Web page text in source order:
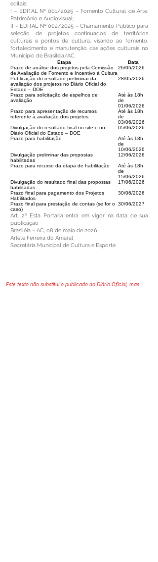
editais:
I – EDITAL Nº 001/2025 – Fomento Cultural de Arte,
Patrimônio e Audiovisual;
II – EDITAL Nº 002/2025 – Chamamento Público para
seleção de projetos continuados de territórios
culturais e pontos de cultura, visando ao fomento,
fortalecimento e manutenção das ações culturais no
Município de Brasiléia/AC.
Etapa
Data
Prazo de análise dos projetos pela Comissão
de Avaliação de Fomento e Incentivo à Cultura
26/05/2026
Publicação do resultado preliminar da
avaliação dos projetos no Diário Oficial do
Estado – DOE
28/05/2026
Prazo para solicitação de espelhos de
avaliação
Até às 18h
de
01/06/2026
Prazo para apresentação de recursos
referente à avaliação dos projetos
Até às 18h
de
03/06/2026
Divulgação do resultado final no site e no
Diário Oficial do Estado – DOE
05/06/2026
Prazo para habilitação
Até às 18h
de
10/06/2026
Divulgação preliminar das propostas
habilitadas
12/06/2026
Prazo para recurso da etapa de habilitação
Até às 18h
de
15/06/2026
Divulgação do resultado final das propostas
habilitadas
17/06/2026
Prazo final para pagamento dos Projetos
Habilitados
30/06/2026
Prazo final para prestação de contas (se for o
caso)
30/06/2027
Art. 2º Esta Portaria entra em vigor na data de sua
publicação
Brasiléia – AC, 08 de maio de 2026
Arlete Ferreira do Amaral
Secretária Municipal de Cultura e Esporte
Este texto não substitui o publicado no Diário Oficial, mas